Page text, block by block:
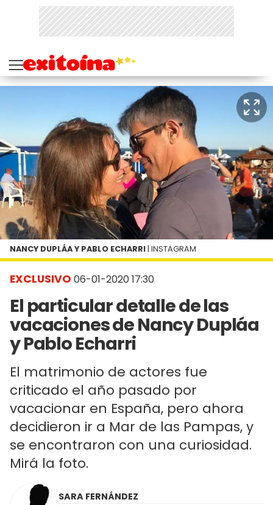
EXCLUSIVO 06-01-2020 17:30
El particular detalle de las
vacaciones de Nancy Dupláa
y Pablo Echarri
El matrimonio de actores fue
criticado el año pasado por
vacacionar en España, pero ahora
decidieron ir a Mar de las Pampas, y
se encontraron con una curiosidad.
Mirá la foto.
NANCY DUPLÁA Y PABLO ECHARRI | INSTAGRAM
SARA FERNÁNDEZ